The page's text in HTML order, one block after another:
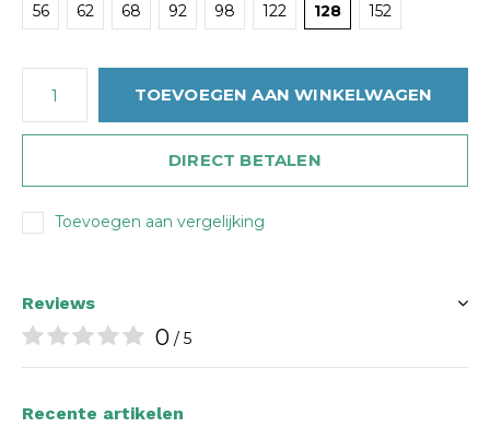
56 62 68 92 98 122 128 152
TOEVOEGEN AAN WINKELWAGEN
DIRECT BETALEN
Toevoegen aan vergelijking
Reviews
0 / 5
Recente artikelen